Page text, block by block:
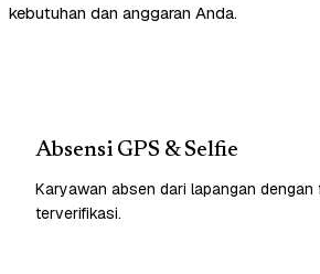
kebutuhan dan anggaran Anda.
Absensi GPS & Selfie
Karyawan absen dari lapangan
terverifikasi.